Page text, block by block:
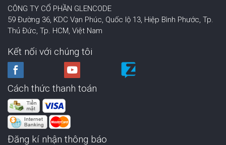
CÔNG TY CỔ PHẦN GLENCODE
59 Đường 36, KDC Vạn Phúc, Quốc lộ 13, Hiệp Bình Phước, Tp.
Thủ Đức, Tp. HCM, Việt Nam
Kết nối với chúng tôi
Cách thức thanh toán
Đăng kí nhận thông báo